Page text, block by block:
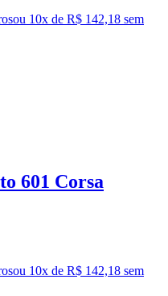
ou 10x de R$ 142,18 sem
601 Corsa
ou 10x de R$ 142,18 sem